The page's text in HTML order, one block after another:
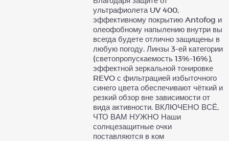
ультрафиолета UV 400,
эффективному покрытию Antofog и
олеофобному напылению внутри вы
всегда будете отлично защищены в
любую погоду. Линзы 3-ей категории
(светопропускаемость 13%-16%),
эффектной зеркальной тонировке
REVO с фильтрацией избыточного
синего цвета обеспечивают чёткий и
резкий обзор вне зависимости от
вида активности. ВКЛЮЧЕНО ВСЁ,
ЧТО ВАМ НУЖНО Наши
солнцезащитные очки
поставляются в ком